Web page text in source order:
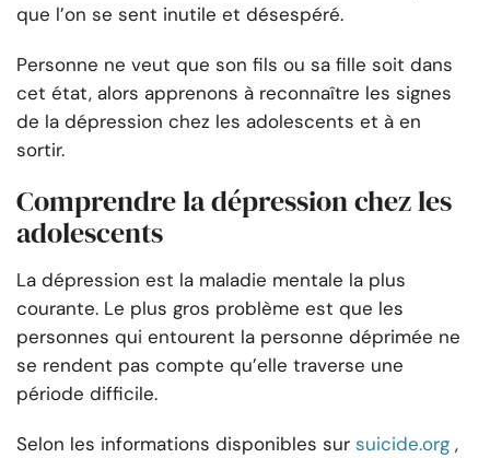
que l’on se sent inutile et désespéré.
Personne ne veut que son fils ou sa fille soit dans
cet état, alors apprenons à reconnaître les signes
de la dépression chez les adolescents et à en
sortir.
Comprendre la dépression chez les
adolescents
La dépression est la maladie mentale la plus
courante. Le plus gros problème est que les
personnes qui entourent la personne déprimée ne
se rendent pas compte qu’elle traverse une
période difficile.
Selon les informations disponibles sur suicide.org ,